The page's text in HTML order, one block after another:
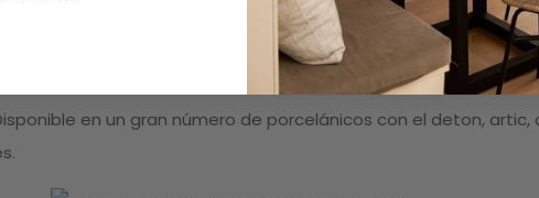
de la medida el peso de esta mesa se situa entre los 70 y
comedores modernos en los que se busca un mobiliario de
en un gran número de porcelánicos con el deton,